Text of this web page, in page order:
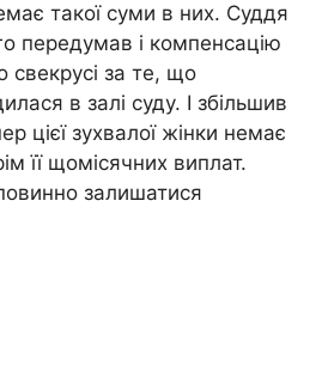
такої суми в них. Суддя
передумав і компенсацію
свекрусі за те, що
в залі суду. І збільшив
цієї зухвалої жінки немає
її щомісячних виплат.
залишатися